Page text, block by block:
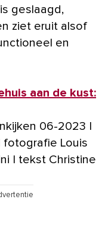
geslaagd,
ziet eruit alsof
en
aan de kust:
06-2023 |
fotografie Louis
| tekst Christine